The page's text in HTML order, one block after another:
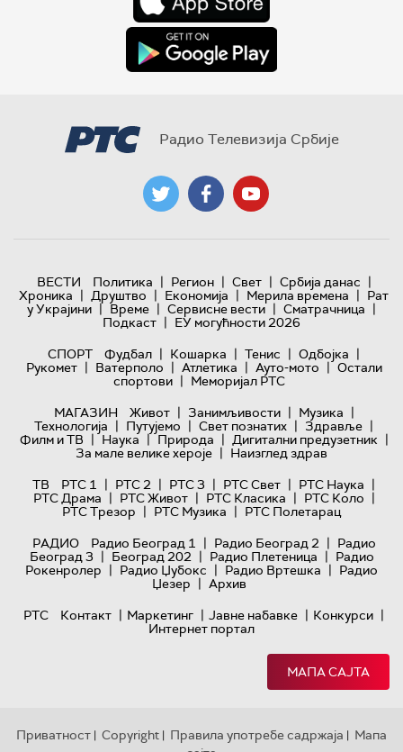
Радио Телевизија Србије
ВЕСТИ Политика | Регион | Свет | Србија данас |
Хроника | Друштво | Економија | Мерила времена | Рат
у Украјини | Време | Сервисне вести | Сматрачница |
Подкаст | ЕУ могућности 2026
СПОРТ
Фудбал | Кошарка | Тенис | Одбојка |
Рукомет | Ватерполо | Атлетика | Ауто-мото | Остали
спортови | Меморијал РТС
МАГАЗИН
Живот | Занимљивости | Музика |
Технологијa | Путујемо | Свет познатих | Здравље |
Филм и ТВ | Наука | Природа | Дигитални предузетник |
За мале велике хероје | Наизглед здрав
ТВ
РТС 1 | РТС 2 | РТС 3 | РТС Свет | РТС Наука |
РТС Драма | РТС Живот | РТС Класика | РТС Коло |
РТС Трезор | РТС Музика | РТС Полетарац
РАДИО
Радио Београд 1 | Радио Београд 2 | Радио
Београд 3 | Београд 202 | Радио Плетеница | Радио
Рокенролер | Радио Џубокс | Радио Вртешка | Радио
Џезер | Архив
РТС
Контакт | Маркетинг | Јавне набавке | Конкурси |
Интернет портал
МАПА САЈТА
Приватност | Copyright | Правила употребе садржаја | Мапа